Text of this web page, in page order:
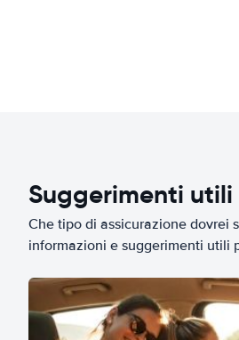
Suggerimenti
Che tipo di assicurazione dovrei
informazioni e suggerimenti utili